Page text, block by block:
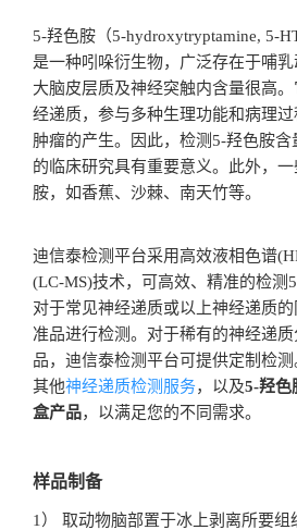
5-羟色胺（5-hydroxytryptamine, 5-
是一种吲哚衍生物，广泛存在于哺
大脑皮层质及神经突触内含量很高
经递质，参与多种生理功能和病理
肿瘤的产生。因此，检测5-羟色胺含
的临床研究具有重要意义。此外，
胺，如香蕉、沙棘、南天竹等。
迪信泰检测平台采用高效液相色谱
(LC-MS)技术，可高效、精准的检测
对于常见神经递质或以上神经递质
准品进行检测。对于稀有的神经递
品，迪信泰检测平台可提供定制检
其他神经递质检测服务，以及5-羟色
盒产品，以满足您的不同需求。
样品制备
1） 取动物脑部置于冰上剥离所要组